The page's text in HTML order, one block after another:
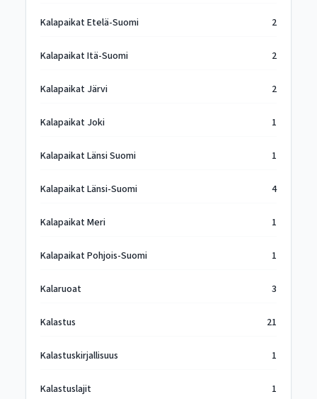
Kalapaikat Etelä-Suomi 2
Kalapaikat Itä-Suomi 2
Kalapaikat Järvi 2
Kalapaikat Joki 1
Kalapaikat Länsi Suomi 1
Kalapaikat Länsi-Suomi 4
Kalapaikat Meri 1
Kalapaikat Pohjois-Suomi 1
Kalaruoat 3
Kalastus 21
Kalastuskirjallisuus 1
Kalastuslajit 1